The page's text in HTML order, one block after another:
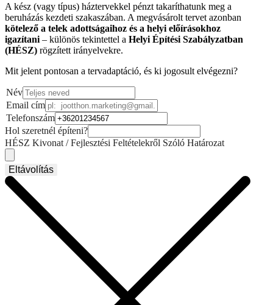
A kész (vagy típus) háztervekkel pénzt takaríthatunk meg a
beruházás kezdeti szakaszában. A megvásárolt tervet azonban
kötelező a telek adottságaihoz és a helyi előírásokhoz
igazítani – különös tekintettel a Helyi Építési Szabályzatban
(HÉSZ) rögzített irányelvekre.
Mit jelent pontosan a tervadaptáció, és ki jogosult elvégezni?
Név
Email cím
Telefonszám
Hol szeretnél építeni?
HÉSZ Kivonat / Fejlesztési Feltételekről Szóló Határozat
Eltávolítás